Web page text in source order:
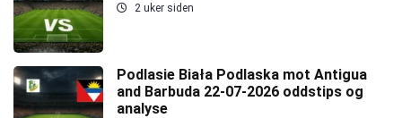
2 uker siden
Podlasie Biała Podlaska mot Antigua
and Barbuda 22-07-2026 oddstips og
analyse